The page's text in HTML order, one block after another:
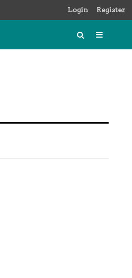
Login Register